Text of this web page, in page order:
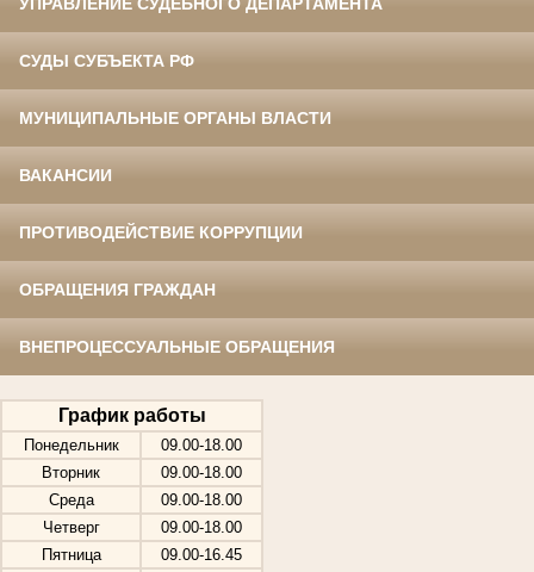
СУДЫ СУБЪЕКТА РФ
МУНИЦИПАЛЬНЫЕ ОРГАНЫ ВЛАСТИ
ВАКАНСИИ
ПРОТИВОДЕЙСТВИЕ КОРРУПЦИИ
ОБРАЩЕНИЯ ГРАЖДАН
ВНЕПРОЦЕССУАЛЬНЫЕ ОБРАЩЕНИЯ
График работы
Понедельник
09.00-18.00
Вторник
09.00-18.00
Среда
09.00-18.00
Четверг
09.00-18.00
Пятница
09.00-16.45